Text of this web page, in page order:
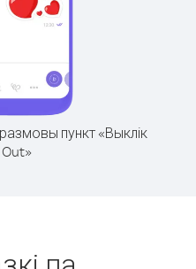
пункт «Выклік